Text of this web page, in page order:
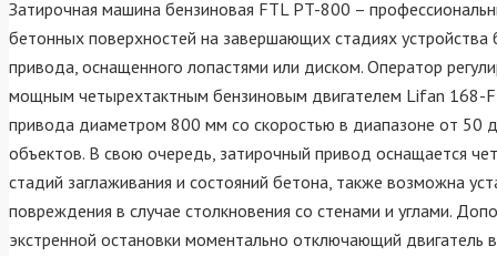
Затирочная машина бензиновая FTL PT-800 –
бетонных поверхностей на завершающих стадиях
привода, оснащенного лопастями или диском. Оператор
мощным четырехтактным бензиновым двигателем Lifan 168-
привода диаметром 800 мм со скоростью в диапазоне от 50
объектов. В свою очередь, затирочный привод оснащается
стадий заглаживания и состояний бетона, также возможна
повреждения в случае столкновения со стенами и углами.
экстренной остановки моментально отключающий двигатель